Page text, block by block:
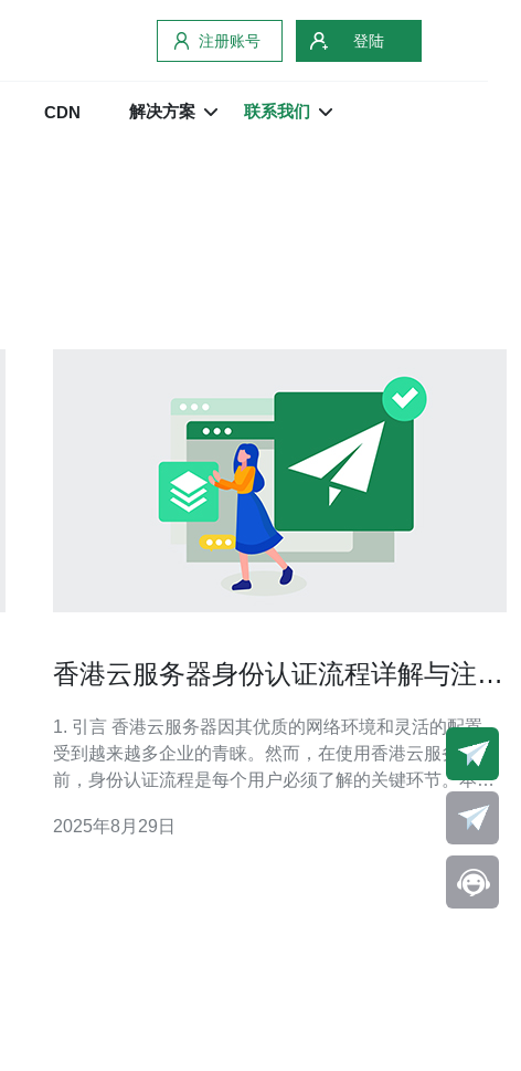
注册账号 登陆
CDN 解决方案 联系我们
香港云服务器身份认证流程详解与注意
1. 引言 香港云服务器因其优质的网络环境和灵活的配置，
受到越来越多企业的青睐。然而，在使用香港云服务器之
前，身份认证流程是每个用户必须了解的关键环节。本文
将详细解析香港云服务器身份认证的流程及注意事项。 2.
身份认证流程概述 香港云服务器的身份认证主要包括以下
2025年8月29日